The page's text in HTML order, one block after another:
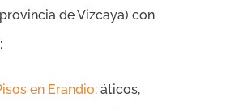
de Vizcaya) con
en Erandio: áticos,